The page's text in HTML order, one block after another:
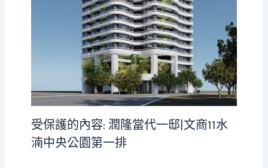
受保護的內容: 潤隆當代一邸|文商11水
湳中央公園第一排